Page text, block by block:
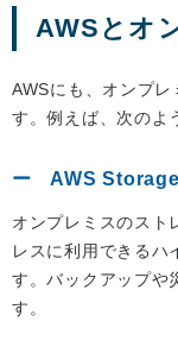
AWSとオ
AWSにも、オンプ
す。例えば、次のよ
AWS
オンプレミスのスト
レスに利用できるハ
す。バックアップや
す。